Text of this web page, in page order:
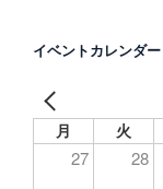
イベントカレンダー
月 火
27 28